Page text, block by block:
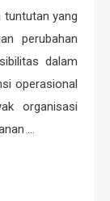
tuntutan yang
perubahan
dalam
operasional
organisasi
…